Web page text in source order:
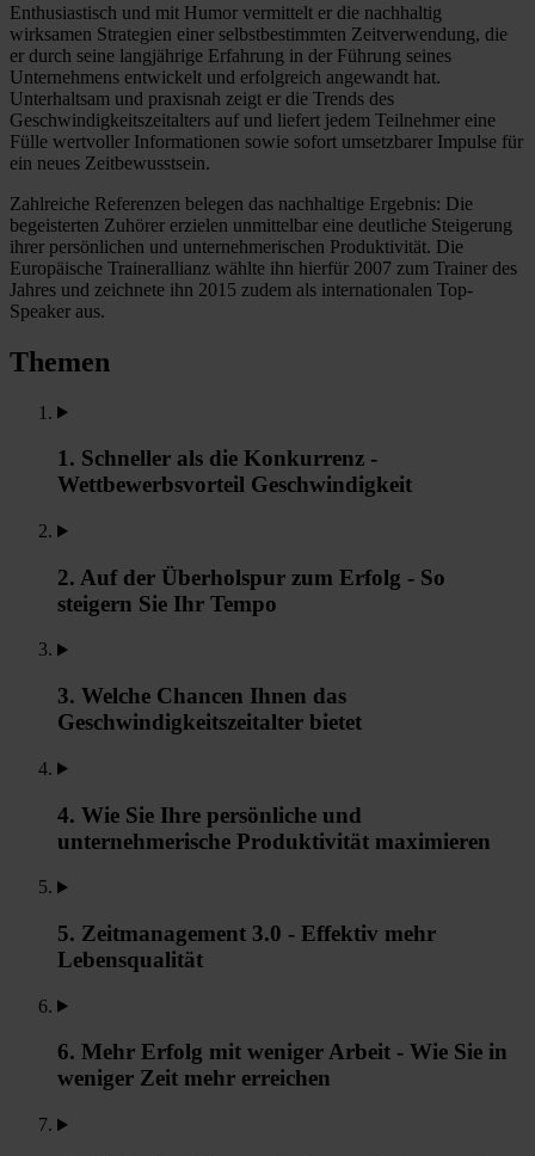
Enthusiastisch und mit Humor vermittelt er die nachhaltig
wirksamen Strategien einer selbstbestimmten Zeitverwendung, die
er durch seine langjährige Erfahrung in der Führung seines
Unternehmens entwickelt und erfolgreich angewandt hat.
Unterhaltsam und praxisnah zeigt er die Trends des
Geschwindigkeitszeitalters auf und liefert jedem Teilnehmer eine
Fülle wertvoller Informationen sowie sofort umsetzbarer Impulse für
ein neues Zeitbewusstsein.
Zahlreiche Referenzen belegen das nachhaltige Ergebnis: Die
begeisterten Zuhörer erzielen unmittelbar eine deutliche Steigerung
ihrer persönlichen und unternehmerischen Produktivität. Die
Europäische Trainerallianz wählte ihn hierfür 2007 zum Trainer des
Jahres und zeichnete ihn 2015 zudem als internationalen Top-
Speaker aus.
Themen
1. Schneller als die Konkurrenz -
Wettbewerbsvorteil Geschwindigkeit
2. Auf der Überholspur zum Erfolg - So
steigern Sie Ihr Tempo
3. Welche Chancen Ihnen das
Geschwindigkeitszeitalter bietet
4. Wie Sie Ihre persönliche und
unternehmerische Produktivität maximieren
5. Zeitmanagement 3.0 - Effektiv mehr
Lebensqualität
6. Mehr Erfolg mit weniger Arbeit - Wie Sie in
weniger Zeit mehr erreichen